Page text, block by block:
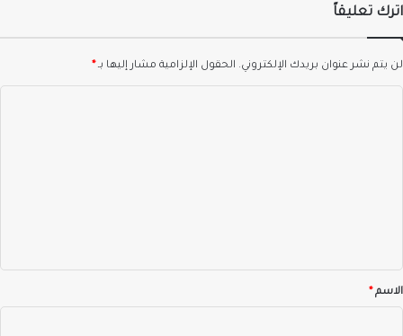
اترك تعليقاً
لن يتم نشر عنوان بريدك الإلكتروني. الحقول الإلزامية مشار إليها بـ*
*الاسم*